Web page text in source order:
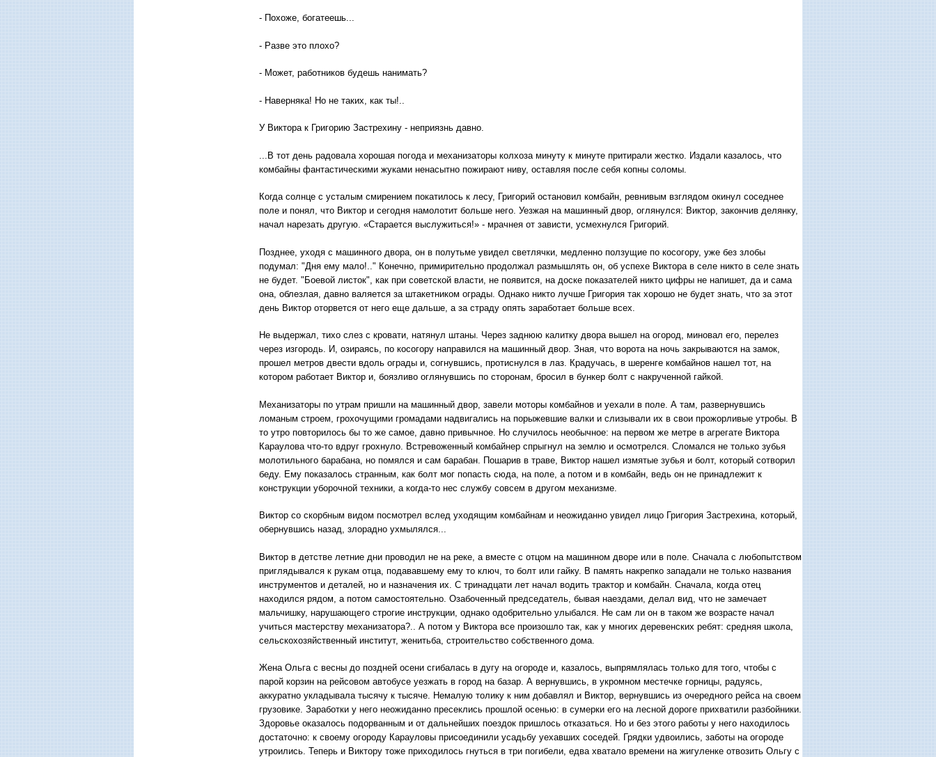
- Похоже, богатеешь...
- Разве это плохо?
- Может, работников будешь нанимать?
- Наверняка! Но не таких, как ты!..
У Виктора к Григорию Застрехину - неприязнь давно.
...В тот день радовала хорошая погода и механизаторы колхоза минуту к минуте притирали жестко. Издали казалось, что
комбайны фантастическими жуками ненасытно пожирают ниву, оставляя после себя копны соломы.
Когда солнце с усталым смирением покатилось к лесу, Григорий остановил комбайн, ревнивым взглядом окинул соседнее
поле и понял, что Виктор и сегодня намолотит больше него. Уезжая на машинный двор, оглянулся: Виктор, закончив делянку,
начал нарезать другую. «Старается выслужиться!» - мрачнея от зависти, усмехнулся Григорий.
Позднее, уходя с машинного двора, он в полутьме увидел светлячки, медленно ползущие по косогору, уже без злобы
подумал: "Дня ему мало!.." Конечно, примирительно продолжал размышлять он, об успехе Виктора в селе никто в селе знать
не будет. "Боевой листок", как при советской власти, не появится, на доске показателей никто цифры не напишет, да и сама
она, облезлая, давно валяется за штакетником ограды. Однако никто лучше Григория так хорошо не будет знать, что за этот
день Виктор оторвется от него еще дальше, а за страду опять заработает больше всех.
Не выдержал, тихо слез с кровати, натянул штаны. Через заднюю калитку двора вышел на огород, миновал его, перелез
через изгородь. И, озираясь, по косогору направился на машинный двор. Зная, что ворота на ночь закрываются на замок,
прошел метров двести вдоль ограды и, согнувшись, протиснулся в лаз. Крадучась, в шеренге комбайнов нашел тот, на
котором работает Виктор и, боязливо оглянувшись по сторонам, бросил в бункер болт с накрученной гайкой.
Механизаторы по утрам пришли на машинный двор, завели моторы комбайнов и уехали в поле. А там, развернувшись
ломаным строем, грохочущими громадами надвигались на порыжевшие валки и слизывали их в свои прожорливые утробы. В
то утро повторилось бы то же самое, давно привычное. Но случилось необычное: на первом же метре в агрегате Виктора
Караулова что-то вдруг грохнуло. Встревоженный комбайнер спрыгнул на землю и осмотрелся. Сломался не только зубья
молотильного барабана, но помялся и сам барабан. Пошарив в траве, Виктор нашел измятые зубья и болт, который сотворил
беду. Ему показалось странным, как болт мог попасть сюда, на поле, а потом и в комбайн, ведь он не принадлежит к
конструкции уборочной техники, а когда-то нес службу совсем в другом механизме.
Виктор со скорбным видом посмотрел вслед уходящим комбайнам и неожиданно увидел лицо Григория Застрехина, который,
обернувшись назад, злорадно ухмылялся...
Виктор в детстве летние дни проводил не на реке, а вместе с отцом на машинном дворе или в поле. Сначала с любопытством
приглядывался к рукам отца, подававшему ему то ключ, то болт или гайку. В память накрепко западали не только названия
инструментов и деталей, но и назначения их. С тринадцати лет начал водить трактор и комбайн. Сначала, когда отец
находился рядом, а потом самостоятельно. Озабоченный председатель, бывая наездами, делал вид, что не замечает
мальчишку, нарушающего строгие инструкции, однако одобрительно улыбался. Не сам ли он в таком же возрасте начал
учиться мастерству механизатора?.. А потом у Виктора все произошло так, как у многих деревенских ребят: средняя школа,
сельскохозяйственный институт, женитьба, строительство собственного дома.
Жена Ольга с весны до поздней осени сгибалась в дугу на огороде и, казалось, выпрямлялась только для того, чтобы с
парой корзин на рейсовом автобусе уезжать в город на базар. А вернувшись, в укромном местечке горницы, радуясь,
аккуратно укладывала тысячу к тысяче. Немалую толику к ним добавлял и Виктор, вернувшись из очередного рейса на своем
грузовике. Заработки у него неожиданно пресеклись прошлой осенью: в сумерки его на лесной дороге прихватили разбойники.
Здоровье оказалось подорванным и от дальнейших поездок пришлось отказаться. Но и без этого работы у него находилось
достаточно: к своему огороду Карауловы присоединили усадьбу уехавших соседей. Грядки удвоились, заботы на огороде
утроились. Теперь и Виктору тоже приходилось гнуться в три погибели, едва хватало времени на жигуленке отвозить Ольгу с